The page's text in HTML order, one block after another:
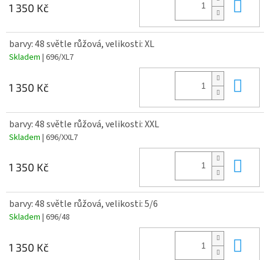
1 350 Kč
barvy: 48 světle růžová, velikosti: XL
Skladem | 696/XL7
1 350 Kč
barvy: 48 světle růžová, velikosti: XXL
Skladem | 696/XXL7
1 350 Kč
barvy: 48 světle růžová, velikosti: 5/6
Skladem | 696/48
1 350 Kč